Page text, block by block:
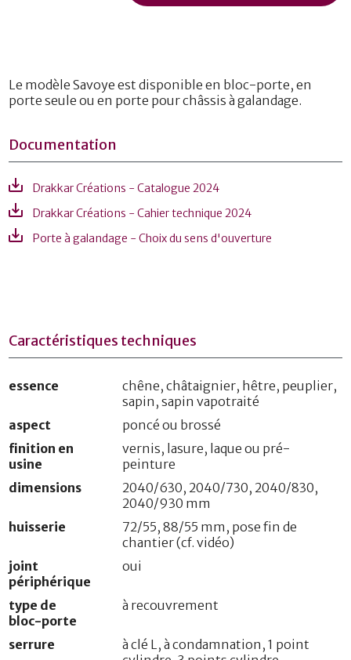
Caractéristiques techniques
essence
chêne, châtaignier, hêtre, peuplier,
sapin, sapin vapotraité
aspect
poncé ou brossé
finition en
usine
vernis, lasure, laque ou pré-
peinture
dimensions
2040/630, 2040/730, 2040/830,
2040/930 mm
huisserie
72/55, 88/55 mm, pose fin de
chantier (cf. vidéo)
joint
périphérique
oui
type de
bloc-porte
à recouvrement
serrure
à clé L, à condamnation, 1 point
Le modèle Savoye est disponible en bloc-porte, en
porte seule ou en porte pour châssis à galandage.
Documentation
Drakkar Créations - Catalogue 2024
Drakkar Créations - Cahier technique 2024
Porte à galandage - Choix du sens d'ouverture